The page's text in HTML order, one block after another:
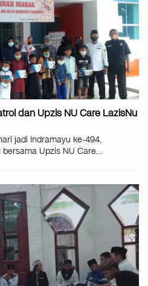
dan Upzis NU Care LazisNu
jadi Indramayu ke-494,
Upzis NU Care…